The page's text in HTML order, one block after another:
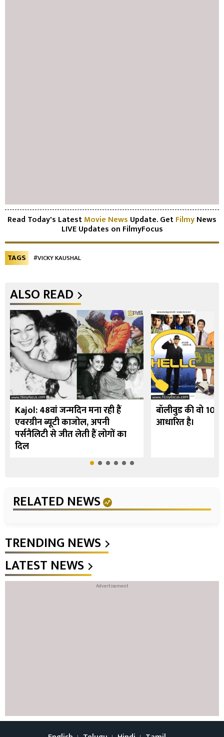
Read Today's LatestMovie News Update. GetFilmyNews
LIVE Updates on FilmyFocus
TAGS #VICKY KAUSHAL
ALSO READ
Kajol: 48वां जन्मदिन मना रही हैं
एवरग्रीन ब्यूटी काजोल, अपनी
पर्सनैलिटी से जीत लेती हैं लोगों का
दिल
बॉलीवुड की वो 10
आधारित है।
RELATED NEWS
TRENDING NEWS
LATEST NEWS